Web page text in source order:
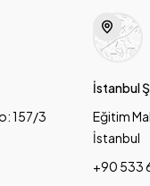
157/3
İstanbul
Eğitim
İstanbul
+90 533